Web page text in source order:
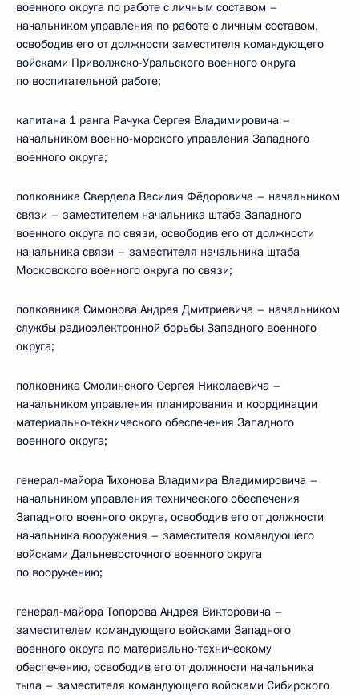
военного округа по работе с личным составом –
начальником управления по работе с личным составом,
освободив его от должности заместителя командующего
войсками Приволжско-Уральского военного округа
по воспитательной работе;
капитана 1 ранга Рачука Сергея Владимировича –
начальником военно-морского управления Западного
военного округа;
полковника Свердела Василия Фёдоровича – начальником
связи – заместителем начальника штаба Западного
военного округа по связи, освободив его от должности
начальника связи – заместителя начальника штаба
Московского военного округа по связи;
полковника Симонова Андрея Дмитриевича – начальником
службы радиоэлектронной борьбы Западного военного
округа;
полковника Смолинского Сергея Николаевича –
начальником управления планирования и координации
материально-технического обеспечения Западного
военного округа;
генерал-майора Тихонова Владимира Владимировича –
начальником управления технического обеспечения
Западного военного округа, освободив его от должности
начальника вооружения – заместителя командующего
войсками Дальневосточного военного округа
по вооружению;
генерал-майора Топорова Андрея Викторовича –
заместителем командующего войсками Западного
военного округа по материально-техническому
обеспечению, освободив его от должности начальника
тыла – заместителя командующего войсками Сибирского